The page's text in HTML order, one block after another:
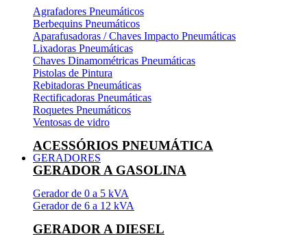
Agrafadores Pneumáticos
Berbequins Pneumáticos
Aparafusadoras / Chaves Impacto Pneumáticas
Lixadoras Pneumáticas
Chaves Dinamométricas Pneumáticas
Pistolas de Pintura
Rebitadoras Pneumáticas
Rectificadoras Pneumáticas
Roquetes Pneumáticos
Ventosas de vidro
ACESSÓRIOS PNEUMÁTICA
GERADORES
GERADOR A GASOLINA
Gerador de 0 a 5 kVA
Gerador de 6 a 12 kVA
GERADOR A DIESEL